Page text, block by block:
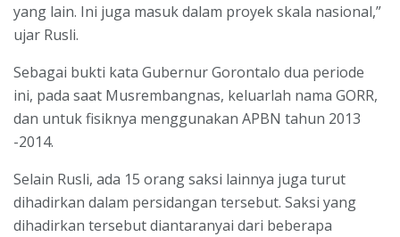
yang lain. Ini juga masuk dalam proyek skala nasional,”
ujar Rusli.
Sebagai bukti kata Gubernur Gorontalo dua periode
ini, pada saat Musrembangnas, keluarlah nama GORR,
dan untuk fisiknya menggunakan APBN tahun 2013
-2014.
Selain Rusli, ada 15 orang saksi lainnya juga turut
dihadirkan dalam persidangan tersebut. Saksi yang
dihadirkan tersebut diantaranyai dari beberapa